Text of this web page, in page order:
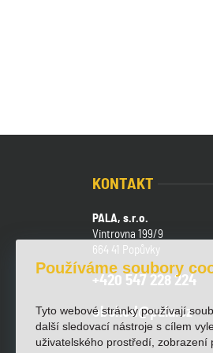
KONTAKT
PALA, s.r.o.
Vintrovna 199/9
664 41 Popůvky
+420 547 228 224
obchod@pala.cz
Používáme soubory
Tyto webové stránky používají
další sledovací nástroje s cílem
uživatelského prostředí, zobrazení